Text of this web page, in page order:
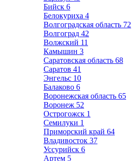
Бийск 6
Белокуриха 4
Волгоградская область 72
Волгоград 42
Волжский 11
Камышин 3
Саратовская область 68
Саратов 41
Энгельс 10
Балаково 6
Воронежская область 65
Воронеж 52
Острогожск 1
Семилуки 1
Приморский край 64
Владивосток 37
Уссурийск 6
Артем 5